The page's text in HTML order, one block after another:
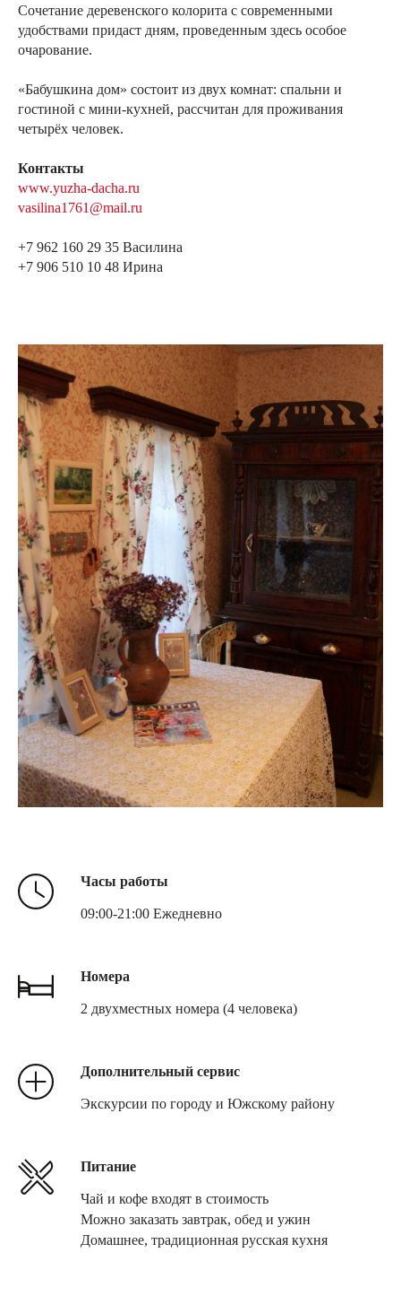
Сочетание деревенского колорита с современными
удобствами придаст дням, проведенным здесь особое
очарование.
«Бабушкина дом» состоит из двух комнат: спальни и
гостиной с мини-кухней, рассчитан для проживания
четырёх человек.
Контакты
www.yuzha-dacha.ru
vasilina1761@mail.ru
+7 962 160 29 35 Василина
+7 906 510 10 48 Ирина
Часы работы
09:00-21:00 Ежедневно
Номера
2 двухместных номера (4 человека)
Дополнительный сервис
Экскурсии по городу и Южскому району
Питание
Чай и кофе входят в стоимость
Можно заказать завтрак, обед и ужин
Домашнее, традиционная русская кухня